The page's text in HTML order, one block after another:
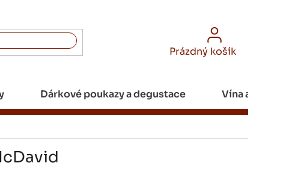
NÁKUPNÍ
Prázdný košík
Dárkové poukazy a degustace Vína a